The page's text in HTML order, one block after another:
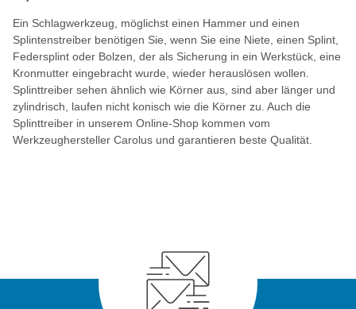
Ein Schlagwerkzeug, möglichst einen Hammer und einen
Splintenstreiber benötigen Sie, wenn Sie eine Niete, einen Splint,
Federsplint oder Bolzen, der als Sicherung in ein Werkstück, eine
Kronmutter eingebracht wurde, wieder herauslösen wollen.
Splinttreiber sehen ähnlich wie Körner aus, sind aber länger und
zylindrisch, laufen nicht konisch wie die Körner zu. Auch die
Splinttreiber in unserem Online-Shop kommen vom
Werkzeughersteller Carolus und garantieren beste Qualität.